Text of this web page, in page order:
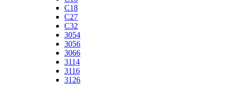
C18
C27
C32
3054
3056
3066
3114
3116
3126